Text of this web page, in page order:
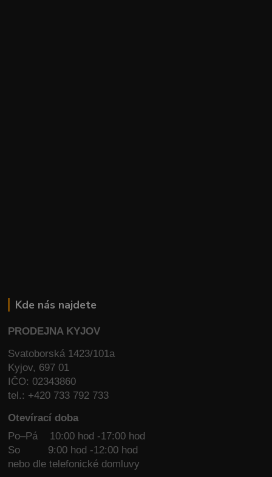
Kde nás najdete
PRODEJNA KYJOV
Svatoborská 1423/101a
Kyjov, 697 01
IČO: 02343860
tel.: +420 733 792 733
Otevírací doba
Po–Pá 10:00 hod -17:00 hod
So
9:00 hod -12:00 hod
nebo dle telefonické domluvy